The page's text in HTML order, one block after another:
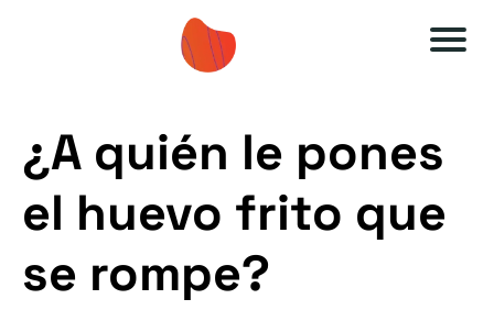
¿A quién le pones
el huevo frito que
se rompe?